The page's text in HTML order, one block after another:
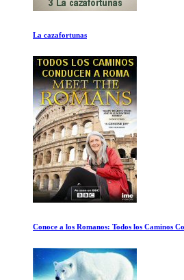
Dune de Jodorowsky